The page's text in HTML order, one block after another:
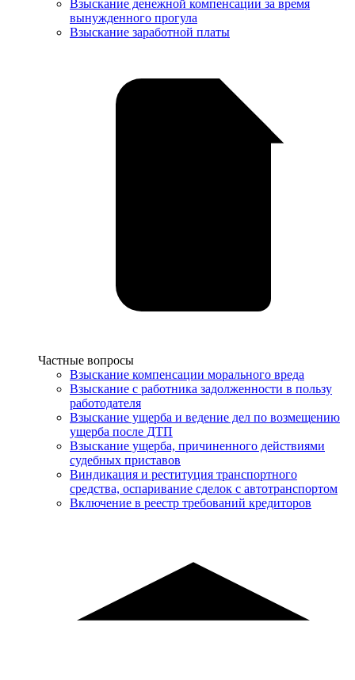
Взыскание денежной компенсации за время
вынужденного прогула
Взыскание заработной платы
Услуги
Частные вопросы
Взыскание компенсации морального вреда
Взыскание с работника задолженности в пользу
работодателя
Взыскание ущерба и ведение дел по возмещению
ущерба после ДТП
Взыскание ущерба, причиненного действиями
судебных приставов
Виндикация и реституция транспортного
средства, оспаривание сделок с автотранспортом
Включение в реестр требований кредиторов